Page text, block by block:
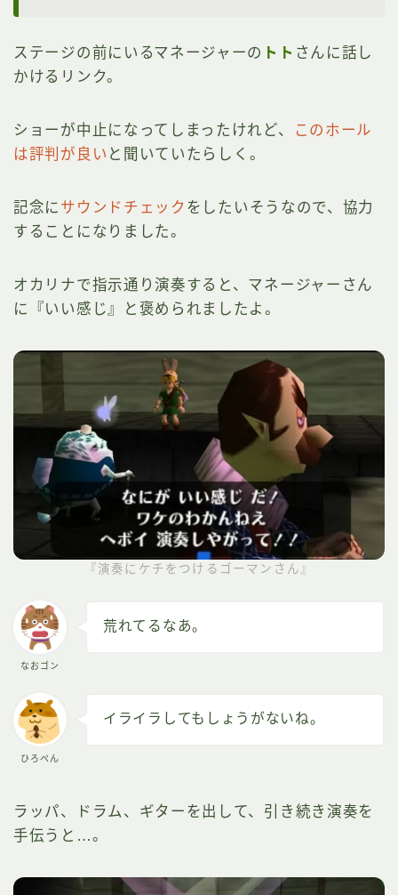
ステージの前にいるマネージャーの トト さんに話し
かけるリンク。
ショーが中止になってしまったけれど、
このホール
は評判が良い と聞いていたらしく。
記念に サウンドチェック をしたいそうなので、協力
することになりました。
オカリナで指示通り演奏すると、マネージャーさん
に『いい感じ』と褒められましたよ。
『演奏にケチをつけるゴーマンさん』
なおゴン
荒れてるなあ。
ひろぺん
イライラしてもしょうがないね。
ラッパ、ドラム、ギターを出して、引き続き演奏を
手伝うと…。